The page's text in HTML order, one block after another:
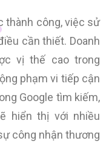
thành công, việc sử
cần thiết. Doanh
vị thế cao trong
phạm vi tiếp cận
Google tìm kiếm,
hiển thị với nhiều
công nhận thương